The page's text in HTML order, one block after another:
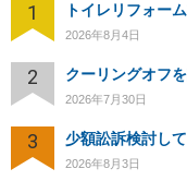
1 トイレリフォー
2026年8月4日
2
2026年7月30日
3 少額訟訴検討し
2026年8月3日